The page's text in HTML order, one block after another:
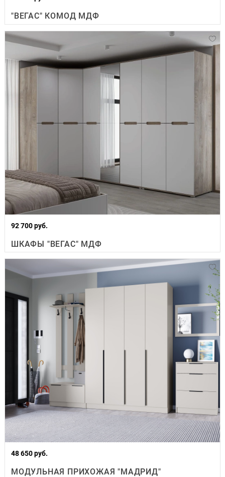
"ВЕГАС" КОМОД МДФ
92 700 руб.
ШКАФЫ "ВЕГАС" МДФ
48 650 руб.
МОДУЛЬНАЯ ПРИХОЖАЯ "МАДРИД"